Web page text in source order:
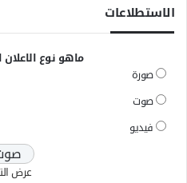
الاستطلاعات
ماهو نوع الاعلان
صورة
صوت
فيديو
عرض